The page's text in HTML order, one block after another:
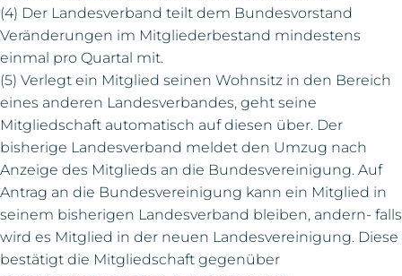
(4) Der Landesverband teilt dem Bundesvorstand
Veränderungen im Mitgliederbestand mindestens
einmal pro Quartal mit.
(5) Verlegt ein Mitglied seinen Wohnsitz in den Bereich
eines anderen Landesverbandes, geht seine
Mitgliedschaft automatisch auf diesen über. Der
bisherige Landesverband meldet den Umzug nach
Anzeige des Mitglieds an die Bundesvereinigung. Auf
Antrag an die Bundesvereinigung kann ein Mitglied in
seinem bisherigen Landesverband bleiben, andern- falls
wird es Mitglied in der neuen Landesvereinigung. Diese
bestätigt die Mitgliedschaft gegenüber